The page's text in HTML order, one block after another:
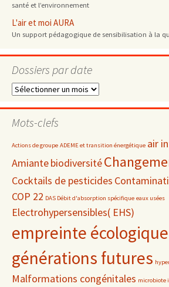
santé et l’environnement
L'air et moi AURA
Un support pédagogique de sensibilisation à la
Dossiers par date
Dossiers
date
Mots-clefs
Actions de groupe ADEME et transition énergétique air
Amiantebiodiversité
Cocktails de pesticides
COP 22 DAS Débit d'absorption spécifique eaux usées
Electrohypersensibles( EHS)
empreinte écologique
générations futures
Malformations congénitales microbiote